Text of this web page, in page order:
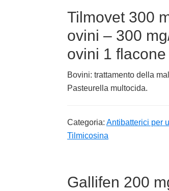
Tilmovet 300
ovini – 300
ovini 1
Bovini: trattamento della
Pasteurella multocida.
Categoria: Antibatterici per
Tilmicosina
Gallifen 200